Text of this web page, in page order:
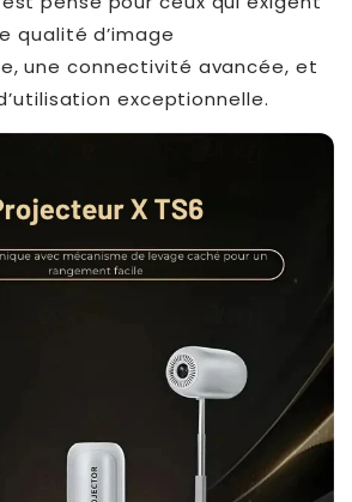
qualité d’image
une connectivité avancée, et
exceptionnelle.